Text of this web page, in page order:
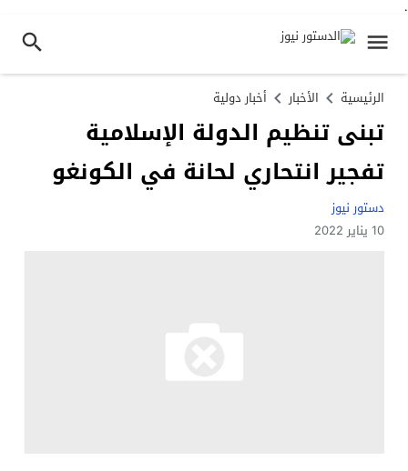
.
الرئيسية الأخبار أخبار دولية
تبنى تنظيم الدولة الإسلامية
تفجير انتحاري لحانة في الكونغو
دستور نيوز
10 يناير 2022